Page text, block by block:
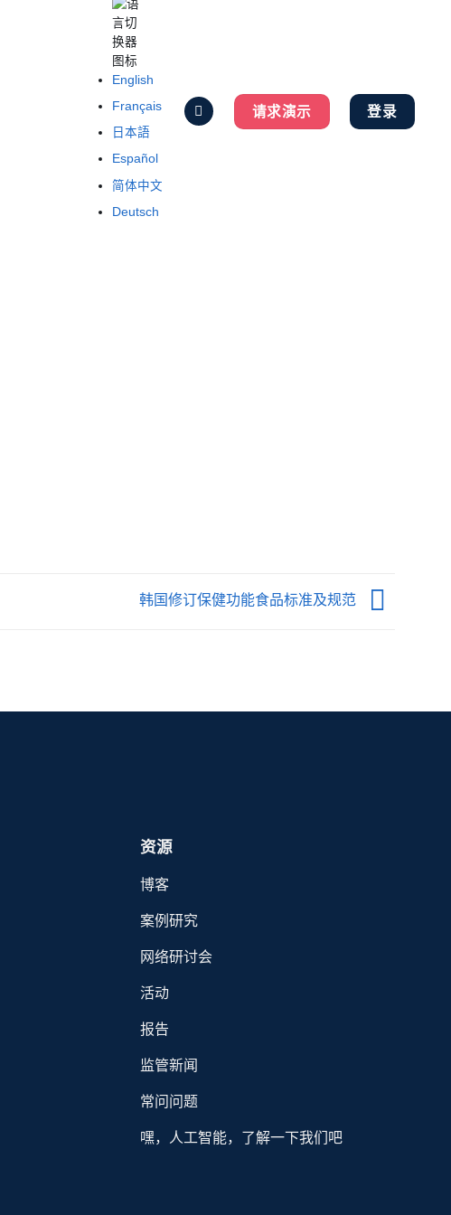
English
Français
日本語
Español
简体中文
Deutsch
请求演示 登录
韩国修订保健功能食品标准及规范
资源
博客
案例研究
网络研讨会
活动
报告
监管新闻
常问问题
嘿，人工智能，了解一下我们吧